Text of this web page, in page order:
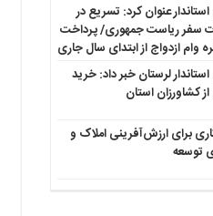
عنوان کرد: تسریع در
سفر ریاست جمهوری/ پرداخت
لرستان خبر داد: خرید
برای ارزش‌آفرینی املاک و
توسعه